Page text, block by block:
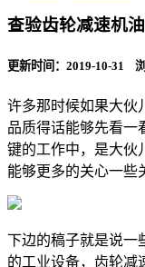
查验齿轮减速机
更新时间：2019-10-31 浏
许多那时候如果大伙
品质得话能够先看一
键的工作中，是大伙
能够更多的关心一些
下边的稿子就是说一
的工业设备，齿轮减